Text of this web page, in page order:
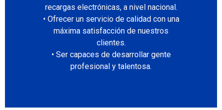
recargas electrónicas, a nivel nacional.
• Ofrecer un servicio de calidad con una
máxima satisfacción de nuestros
clientes.
• Ser capaces de desarrollar gente
profesional y talentosa.